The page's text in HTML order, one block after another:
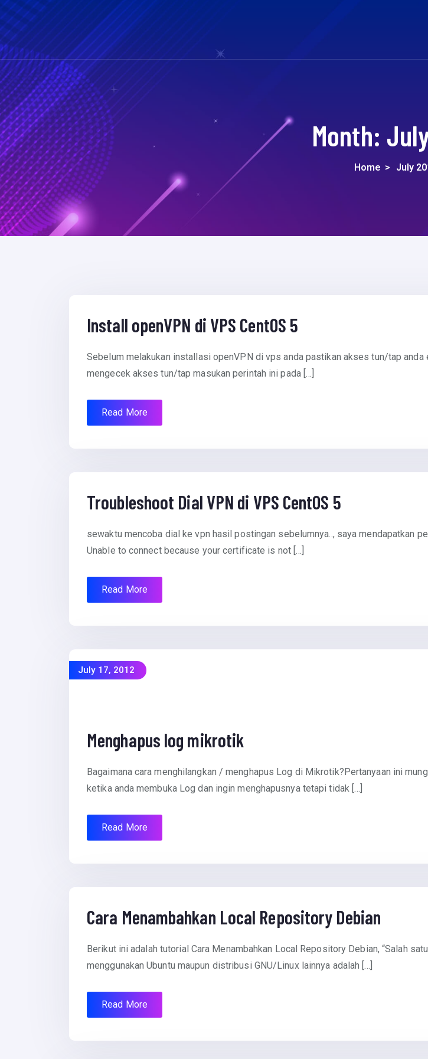
Month:
Home > July
Install openVPN di VPS CentOS 5
Sebelum melakukan installasi openVPN di vps anda pastikan akses tun/tap anda
mengecek akses tun/tap masukan perintah ini pada […]
Read More
Troubleshoot Dial VPN di VPS CentOS 5
sewaktu mencoba dial ke vpn hasil postingan sebelumnya.., saya mendapatkan
Unable to connect because your certificate is not […]
Read More
July 17, 2012
Menghapus log mikrotik
Bagaimana cara menghilangkan / menghapus Log di Mikrotik?Pertanyaan ini
ketika anda membuka Log dan ingin menghapusnya tetapi tidak […]
Read More
Cara Menambahkan Local Repository Debian
Berikut ini adalah tutorial Cara Menambahkan Local Repository Debian, “Salah
menggunakan Ubuntu maupun distribusi GNU/Linux lainnya adalah […]
Read More